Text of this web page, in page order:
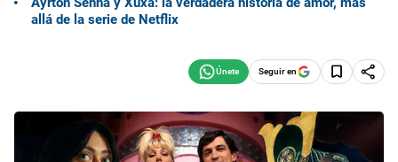
allá de la serie de Netflix
Seguir en